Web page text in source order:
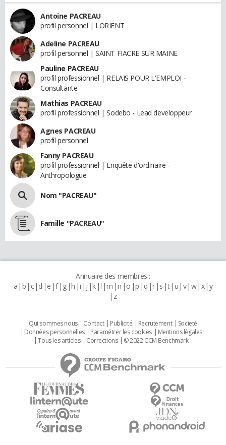
Antoine PACREAU
profil personnel | LORIENT
Adeline PACREAU
profil personnel | SAINT FIACRE SUR MAINE
Pauline PACREAU
profil professionnel | RELAIS POUR L'EMPLOI -
Consultante
Mathias PACREAU
profil professionnel | Sodebo - Lead developpeur
Agnes PACREAU
profil personnel
Fanny PACREAU
profil professionnel | Enquête d'ordinaire -
Anthropologue
Nom "PACREAU"
Famille "PACREAU"
Annuaire des membres :
a b c d e f g h i j k l m n o p q r s t u v w x y
z
Qui sommes nous Contact Publicité Recrutement
Societé
Données personnelles
Paramétrer les cookies
Mentions légales
Tous les articles
Corrections © 2022 CCM Benchmark